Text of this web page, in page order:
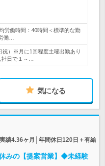
労働時間：40時間＜標準的な勤
働…
祝）※月に1回程度土曜出勤あり
日で１～…
気になる
績4.36ヶ月│年間休日120日＋有給
みの【提案営業】◆未経験